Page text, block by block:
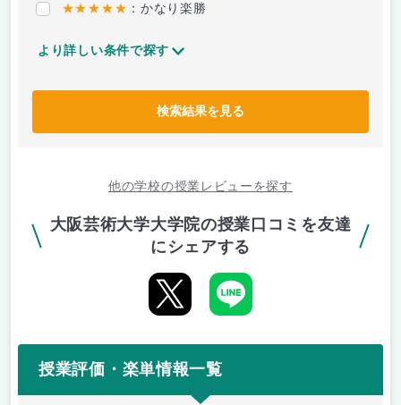
★★★★★ ：かなり楽勝
より詳しい条件で探す
検索結果を見る
他の学校の授業レビューを探す
大阪芸術大学大学院の授業口コミを友達
にシェアする
授業評価・楽単情報一覧